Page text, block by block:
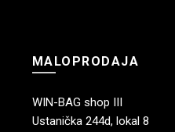
MALOPRODAJA
WIN-BAG shop III
Ustanička 244d, lokal 8